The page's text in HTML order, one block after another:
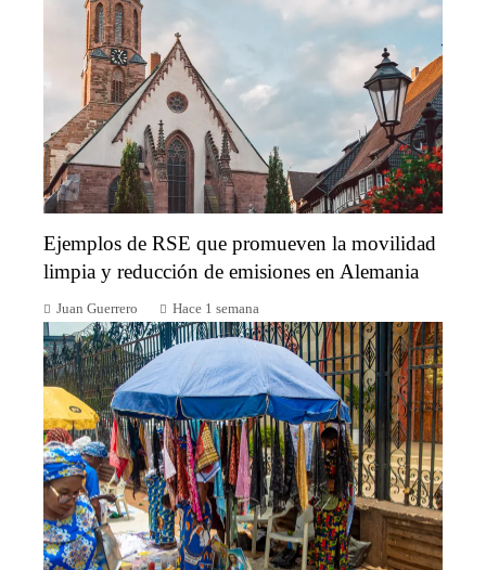
Ejemplos de RSE que promueven la movilidad
limpia y reducción de emisiones en Alemania
Juan Guerrero Hace 1 semana